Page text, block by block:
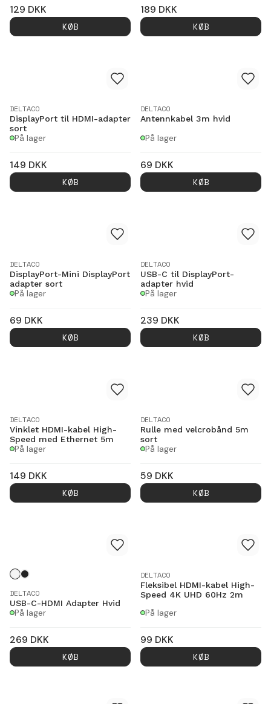
129 DKK
KØB
189 DKK
KØB
DELTACO
DisplayPort til HDMI-adapter
sort
På lager
149 DKK
KØB
DELTACO
Antennkabel 3m hvid
På lager
69 DKK
KØB
DELTACO
DisplayPort-Mini DisplayPort
adapter sort
På lager
69 DKK
KØB
DELTACO
USB-C til DisplayPort-
adapter hvid
På lager
239 DKK
KØB
DELTACO
Vinklet HDMI-kabel High-
Speed med Ethernet 5m
På lager
149 DKK
KØB
DELTACO
Rulle med velcrobånd 5m
sort
På lager
59 DKK
KØB
DELTACO
USB-C-HDMI Adapter Hvid
På lager
269 DKK
KØB
DELTACO
Fleksibel HDMI-kabel High-
Speed 4K UHD 60Hz 2m
På lager
99 DKK
KØB